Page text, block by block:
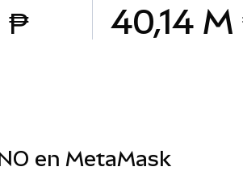
₱ 40,14 M
en MetaMask